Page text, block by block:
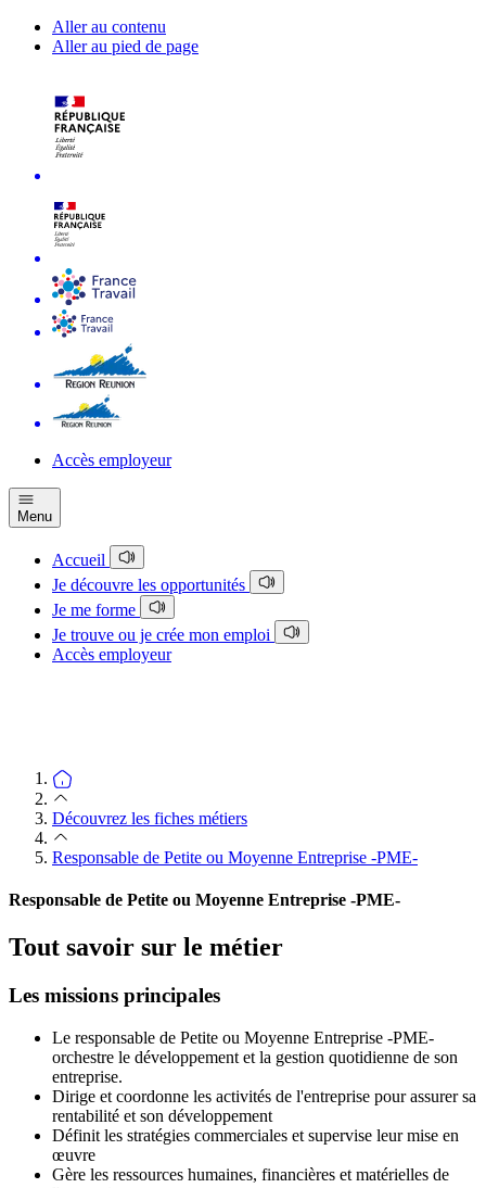
Aller au contenu
Aller au pied de page
Accès employeur
Menu
Accueil
Je découvre les opportunités
Je me forme
Je trouve ou je crée mon emploi
Accès employeur
Découvrez les fiches métiers
Responsable de Petite ou Moyenne Entreprise -PME-
Responsable de Petite ou Moyenne Entreprise -PME-
Tout savoir sur le métier
Les missions principales
Le responsable de Petite ou Moyenne Entreprise -PME-
orchestre le développement et la gestion quotidienne de son
entreprise.
Dirige et coordonne les activités de l'entreprise pour assurer sa
rentabilité et son développement
Définit les stratégies commerciales et supervise leur mise en
œuvre
Gère les ressources humaines, financières et matérielles de